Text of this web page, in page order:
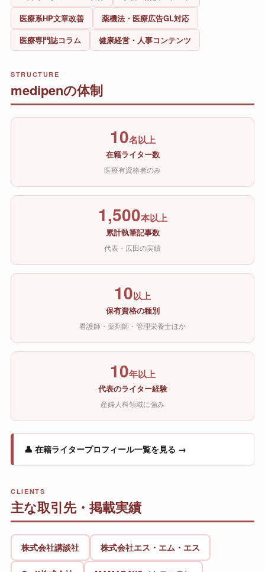
医療系HP文章改善
薬機法・医療広告GL対応
医療専門誌コラム
健康経営・人事コンテンツ
STRUCTURE
medipenの体制
10名以上
在籍ライター数
医療有資格者のみ
1,500本以上
累計執筆記事数
代表・広田の実績
10以上
保有資格の種別
看護師・薬剤師・管理栄養士ほか
10年以上
代表のライター経験
産婦人科領域に強み
👤 在籍ライタープロフィール一覧を見る →
CLIENTS
主な取引先・掲載実績
株式会社講談社 株式会社エス・エム・エス